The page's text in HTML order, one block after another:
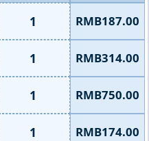
1 RMB187.00
1 RMB314.00
1 RMB750.00
1 RMB174.00